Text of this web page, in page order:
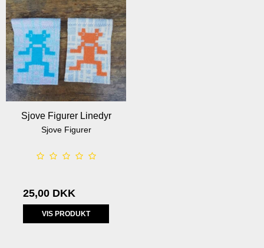
Sjove Figurer Linedyr
Sjove Figurer
25,00 DKK
VIS PRODUKT